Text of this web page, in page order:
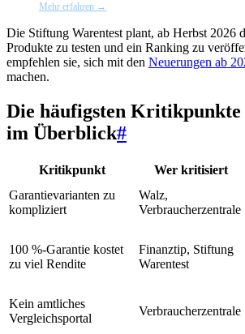
Mehr erfahren →
Die Stiftung Warentest plant, ab Herbst 2026
Produkte zu testen und ein Ranking zu
empfehlen sie, sich mit den Neuerungen ab
machen.
Die häufigsten Kritikpunkte
im Überblick#
Kritikpunkt Wer kritisiert
Garantievarianten zu
kompliziert
Walz,
Verbraucherzentrale
100 %-Garantie kostet
zu viel Rendite
Finanztip, Stiftung
Warentest
Kein amtliches
Vergleichsportal
Verbraucherzentrale